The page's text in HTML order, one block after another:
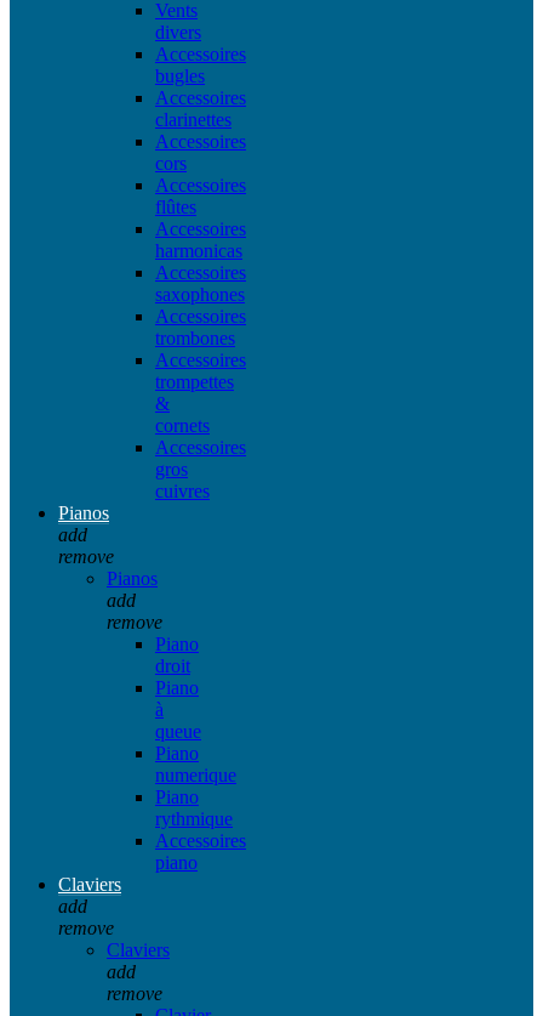
Vents
divers
Accessoires
bugles
Accessoires
clarinettes
Accessoires
cors
Accessoires
flûtes
Accessoires
harmonicas
Accessoires
saxophones
Accessoires
trombones
Accessoires
trompettes
&
cornets
Accessoires
gros
cuivres
Pianos
add
remove
Pianos
add
remove
Piano
droit
Piano
à
queue
Piano
numerique
Piano
rythmique
Accessoires
piano
Claviers
add
remove
Claviers
add
remove